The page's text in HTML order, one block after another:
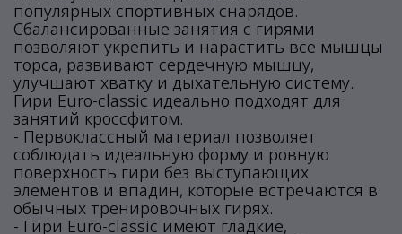
популярных спортивных снарядов.
Сбалансированные занятия с гирями
позволяют укрепить и нарастить все мышцы
торса, развивают сердечную мышцу,
улучшают хватку и дыхательную систему.
Гири Euro-classic идеально подходят для
занятий кроссфитом.
- Первоклассный материал позволяет
соблюдать идеальную форму и ровную
поверхность гири без выступающих
элементов и впадин, которые встречаются в
обычных тренировочных гирях.
- Гири Euro-classic имеют гладкие,